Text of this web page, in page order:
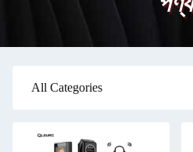
All Categories